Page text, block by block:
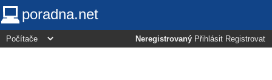
poradna.net
Neregistrovaný Přihlásit Registrovat